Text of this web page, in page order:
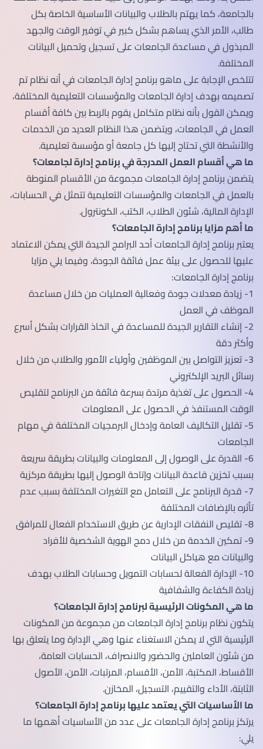
بالجامعة، كما يهتم بالطلاب والبيانات الأساسية الخاصة بكل
طالب، الأمر الذي يساهم بشكل كبير في توفير الوقت والجهد
المبذول في مساعدة الجامعات على تسجيل وتحميل البيانات
المختلفة.
تتلخص الإجابة على ماهو برنامج إدارة الجامعات في أنه نظام تم
تصميمه بهدف إدارة الجامعات والمؤسسات التعليمية المختلفة،
ويمكن القول بأنه نظام متكامل يقوم بالربط بين كافة أقسام
العمل في الجامعات، ويتضمن هذا النظام العديد من الخدمات
والأنشطة التي تحتاج إليها كل جامعة أو مؤسسة تعليمية.
ما هي أقسام العمل المدرجة في برنامج إدارة لجامعات؟
يتضمن برنامج إدارة الجامعات مجموعة من الأقسام المنوطة
بالعمل في الجامعات والمؤسسات التعليمية تتمثل في الحسابات،
الإدارة المالية، شئون الطلاب، الكتب، الكونترول.
ما أهم مزايا برنامج إدارة الجامعات؟
يعتبر برنامج إدارة الجامعات أحد البرامج الجيدة التي يمكن الاعتماد
عليها للحصول على بيئة عمل فائقة الجودة، وفيما يلي مزايا
برنامج إدارة الجامعات:
1- زيادة معدلات جودة وفعالية العمليات من خلال مساعدة
الموظف في العمل
2- إنشاء التقارير الجيدة للمساعدة في اتخاذ القرارات بشكل أسرع
وأكثر دقة
3- تعزيز التواصل بين الموظفين وأولياء الأمور والطلاب من خلال
رسائل البريد الإلكتروني
4- الحصول على تغذية مرتدة بسرعة فائقة من البرنامج لتقليص
الوقت المستنفذ في الحصول على المعلومات
5- تقليل التكاليف العامة وإدخال البرمجيات المختلفة في مهام
الجامعات
6- القدرة على الوصول إلى المعلومات والبيانات بطريقة سريعة
بسبب تخزين قاعدة البيانات وإتاحة الوصول إليها بطريقة مركزية
7- قدرة البرنامج على التعامل مع التغيرات المختلفة بسبب عدم
تأثره بالإضافات المختلفة
8- تقليص النفقات الإدارية عن طريق الاستخدام الفعال للمرافق
9- تمكين الخدمة من خلال دمج الهوية الشخصية للأفراد
والبيانات مع هياكل البيانات
10- الإدارة الفعالة لحسابات التمويل وحسابات الطلاب بهدف
زيادة الكفاءة والشفافية
ما هي المكونات الرئيسية لبرنامج إدارة الجامعات؟
يتكون نظام برنامج إدارة الجامعات من مجموعة من المكونات
الرئيسية التي لا يمكن الاستغناء عنها وهي الإدارة وما يتعلق بها
من شئون العاملين والحضور والانصراف، الحسابات العامة،
الأقساط، المكتبة، الأمن، الأقسام، المرتبات، الأمن، الأصول
الثابتة، الأداء والتقييم، التسجيل، المخازن.
ما الأساسيات التي يعتمد عليها برنامج إدارة الجامعات؟
يرتكز برنامج إدارة الجامعات على عدد من الأساسيات أهمها ما
يلي: